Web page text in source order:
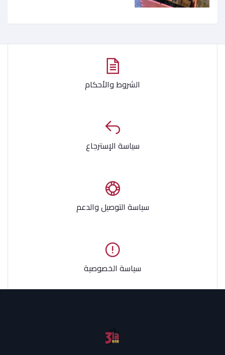
الشروط والأحكام
سياسة الإسترجاع
سياسة التوصيل والدعم
سياسة الخصوصية